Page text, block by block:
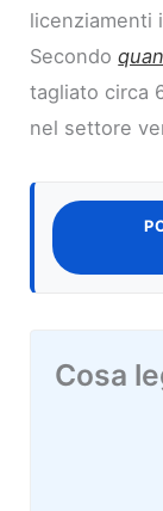
licenziamenti
Secondo
tagliato circa
nel settore
Cosa